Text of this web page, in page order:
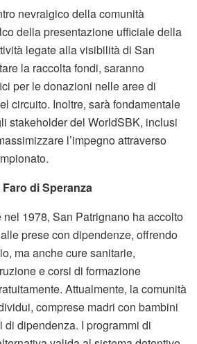
nevralgico della comunità
della presentazione ufficiale della
legate alla visibilità di San
la raccolta fondi, saranno
per le donazioni nelle aree di
circuito. Inoltre, sarà fondamentale
stakeholder del WorldSBK, inclusi
l’impegno attraverso
di Speranza
1978, San Patrignano ha accolto
prese con dipendenze, offrendo
ma anche cure sanitarie,
e corsi di formazione
Attualmente, la comunità
comprese madri con bambini
dipendenza. I programmi di